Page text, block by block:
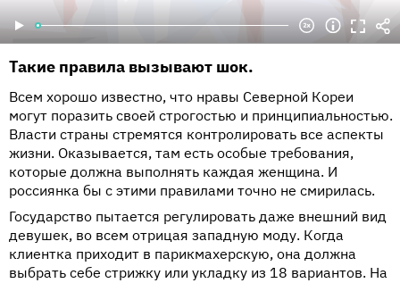
Такие правила вызывают шок.
Всем хорошо известно, что нравы Северной Кореи
могут поразить своей строгостью и принципиальностью.
Власти страны стремятся контролировать все аспекты
жизни. Оказывается, там есть особые требования,
которые должна выполнять каждая женщина. И
россиянка бы с этими правилами точно не смирилась.
Государство пытается регулировать даже внешний вид
девушек, во всем отрицая западную моду. Когда
клиентка приходит в парикмахерскую, она должна
выбрать себе стрижку или укладку из 18 вариантов. На